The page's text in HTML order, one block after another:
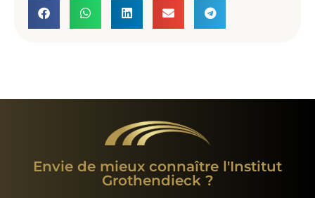
Envie de mieux connaître l'Institut
Grothendieck ?